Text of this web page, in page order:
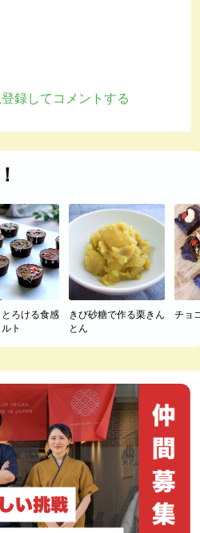
録してコメントする
ろける食感
ト
きび砂糖で作る栗きん
とん
チョ